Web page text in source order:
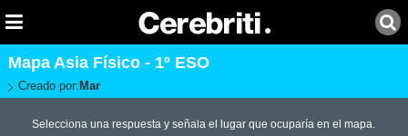
Mapa Asia Físico - 1º ESO
Creado por: Mar
Selecciona una respuesta y señala el lugar que ocuparía en el mapa.